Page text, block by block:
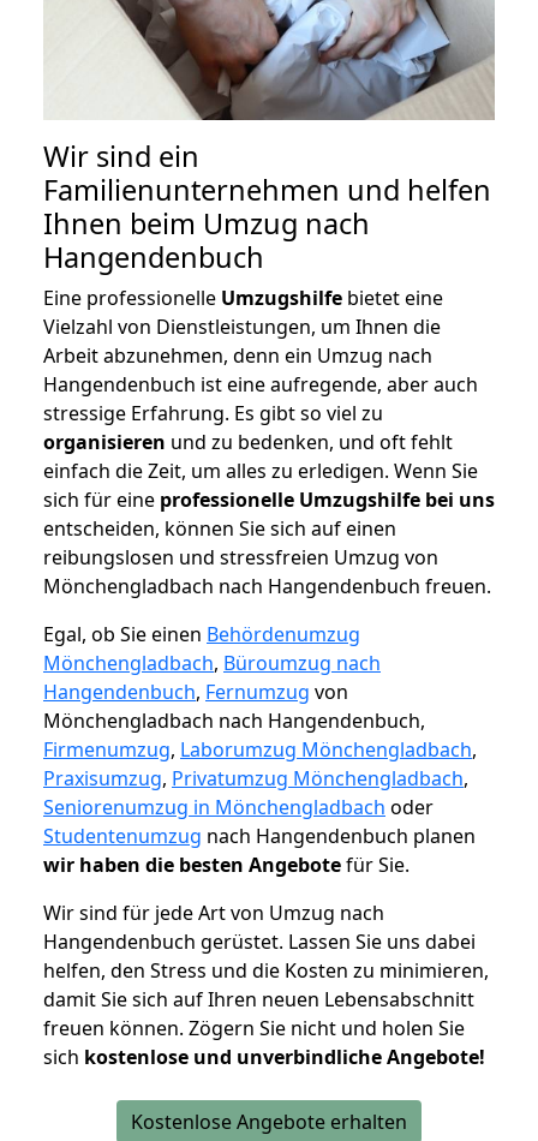
Wir sind ein
Familienunternehmen und helfen
Ihnen beim Umzug nach
Hangendenbuch
Eine professionelle Umzugshilfe bietet eine
Vielzahl von Dienstleistungen, um Ihnen die
Arbeit abzunehmen, denn ein Umzug nach
Hangendenbuch ist eine aufregende, aber auch
stressige Erfahrung. Es gibt so viel zu
organisieren und zu bedenken, und oft fehlt
einfach die Zeit, um alles zu erledigen. Wenn Sie
sich für eine professionelle Umzugshilfe bei uns
entscheiden, können Sie sich auf einen
reibungslosen und stressfreien Umzug von
Mönchengladbach nach Hangendenbuch freuen.
Egal, ob Sie einen Behördenumzug
Mönchengladbach, Büroumzug nach
Hangendenbuch, Fernumzug von
Mönchengladbach nach Hangendenbuch,
Firmenumzug, Laborumzug Mönchengladbach,
Praxisumzug, Privatumzug Mönchengladbach,
Seniorenumzug in Mönchengladbach oder
Studentenumzug nach Hangendenbuch planen
wir haben die besten Angebotefür Sie.
Wir sind für jede Art von Umzug nach
Hangendenbuch gerüstet. Lassen Sie uns dabei
helfen, den Stress und die Kosten zu minimieren,
damit Sie sich auf Ihren neuen Lebensabschnitt
freuen können. Zögern Sie nicht und holen Sie
sich kostenlose und unverbindliche Angebote!
Kostenlose Angebote erhalten